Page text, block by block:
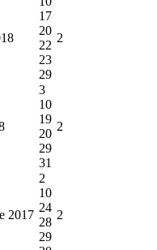
17
20
22
23
29
2
3
10
19
20
29
31
2
2017
2
10
24
28
29
2